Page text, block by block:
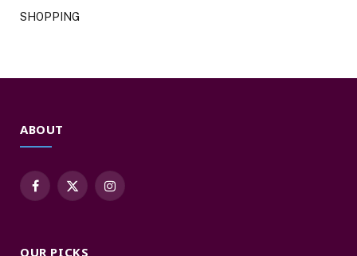
SHOPPING
ABOUT
Facebook
X
Instagram
OUR PICKS